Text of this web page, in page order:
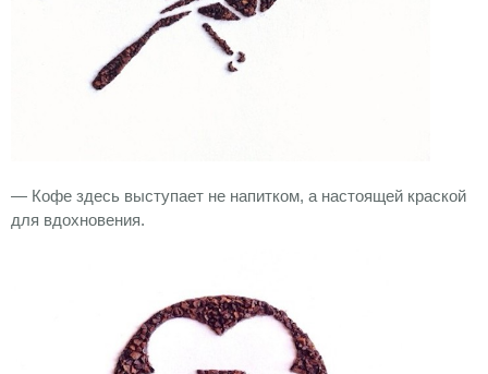
— Кофе здесь выступает не напитком, а настоящей краской
для вдохновения.